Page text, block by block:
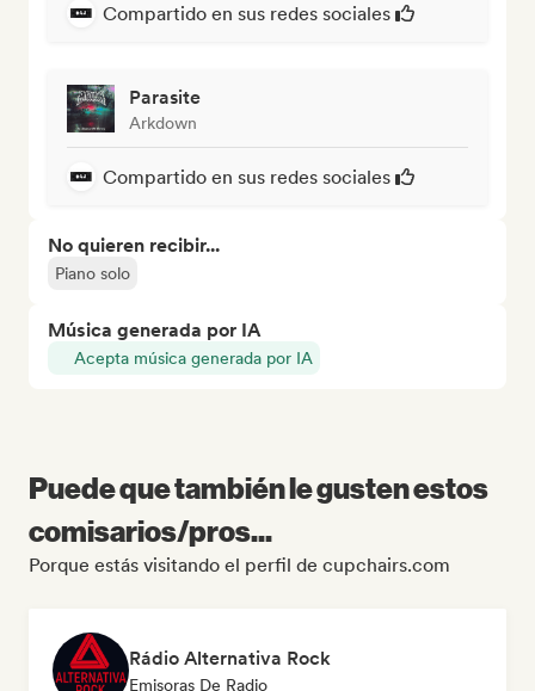
Compartido en sus redes sociales
Parasite
Arkdown
Compartido en sus redes sociales
No quieren recibir...
Piano solo
Música generada por IA
Acepta música generada por IA
Puede que también le gusten estos
comisarios/pros...
Porque estás visitando el perfil de cupchairs.com
Rádio Alternativa Rock
Emisoras De Radio